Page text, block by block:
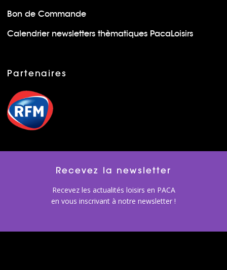
Bon de Commande
Calendrier newsletters thèmatiques PacaLoisirs
Partenaires
Recevez la newsletter
Recevez les actualités loisirs en PACA
en vous inscrivant à notre newsletter !